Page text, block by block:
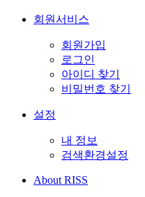
회원서비스
회원가입
로그인
아이디 찾기
비밀번호 찾기
설정
내 정보
검색환경설정
About RISS